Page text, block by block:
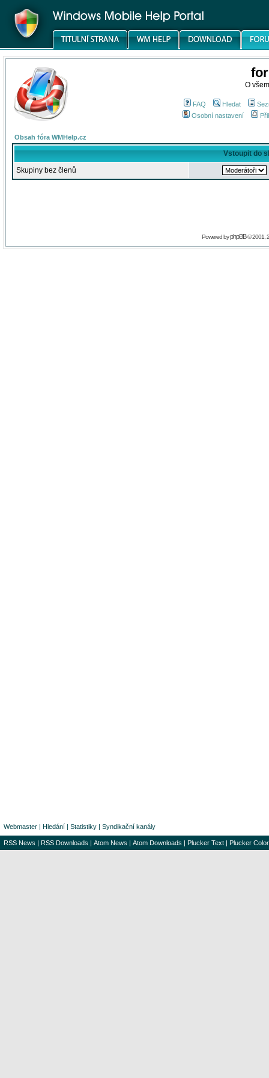
O
FAQ Hledat
Osobní nastavení
Obsah fóra WMHelp.cz
Vstoupit do
Skupiny bez členů
Powered byphpBB© 2001,
Webmaster | Hledání | Statistiky | Syndikační kanály
RSS News | RSS Downloads | Atom News | Atom Downloads | Plucker Text | Plucker Color